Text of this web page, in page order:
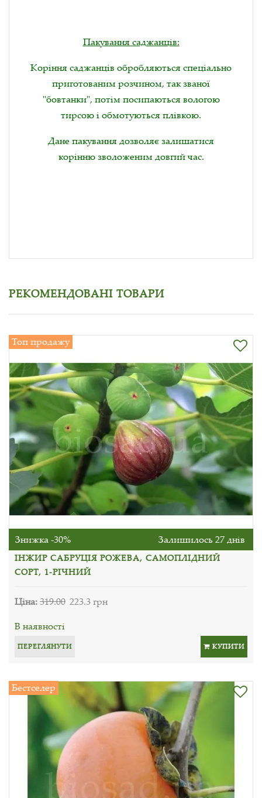
Пакування саджанців:
Коріння саджанців обробляються спеціально
приготованим розчином, так званої
"бовтанки", потім посипаються вологою
тирсою і обмотуються плівкою.
Дане пакування дозволяє залишатися
корінню зволоженим довгий час.
РЕКОМЕНДОВАНІ ТОВАРИ
Топ продажу
Знижка -30% Залишилось 27 днів
ІНЖИР САБРУЦІЯ РОЖЕВА, САМОПЛІДНИЙ
СОРТ, 1-РІЧНИЙ
Ціна:319.00 223.3 грн
В наявності
ПЕРЕГЛЯНУТИ КУПИТИ
Бестселер